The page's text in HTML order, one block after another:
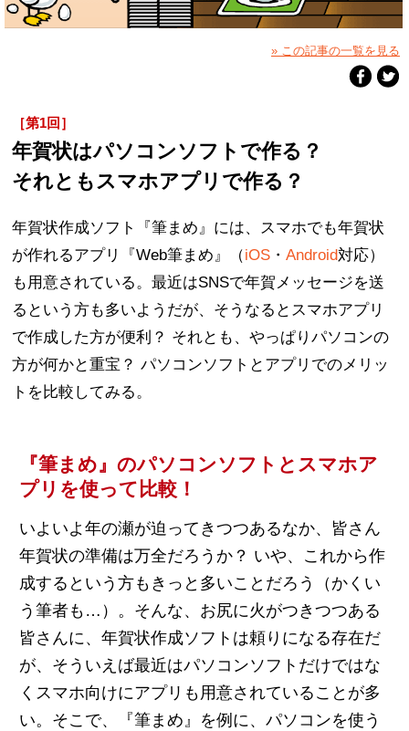
» この記事の一覧を見る
［第1回］
年賀状はパソコンソフトで作る？
それともスマホアプリで作る？
年賀状作成ソフト『筆まめ』には、スマホでも年賀状
が作れるアプリ『Web筆まめ』（iOS ・ Android対応）
も用意されている。最近はSNSで年賀メッセージを送
るという方も多いようだが、そうなるとスマホアプリ
で作成した方が便利？ それとも、やっぱりパソコンの
方が何かと重宝？ パソコンソフトとアプリでのメリッ
トを比較してみる。
『筆まめ』のパソコンソフトとスマホア
プリを使って比較！
いよいよ年の瀬が迫ってきつつあるなか、皆さん
年賀状の準備は万全だろうか？ いや、これから作
成するという方もきっと多いことだろう（かくい
う筆者も…）。そんな、お尻に火がつきつつある
皆さんに、年賀状作成ソフトは頼りになる存在だ
が、そういえば最近はパソコンソフトだけではな
くスマホ向けにアプリも用意されていることが多
い。そこで、『筆まめ』を例に、パソコンを使う